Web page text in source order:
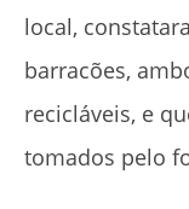
local,
barracões,
recicláveis, e
tomados pelo